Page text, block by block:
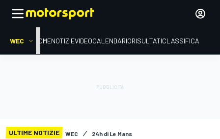
WEC HOMENOTIZIEVIDEOCALENDARIORISULTATICLASSIFICA
ULTIME NOTIZIE WEC 24h di Le Mans